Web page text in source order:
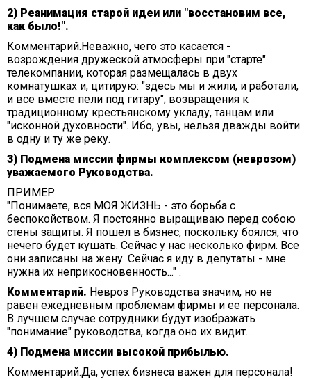
2) Реанимация старой идеи или "восстановим все,
как было!".
Комментарий.Неважно, чего это касается -
возрождения дружеской атмосферы при "старте"
телекомпании, которая размещалась в двух
комнатушках и, цитирую: "здесь мы и жили, и работали,
и все вместе пели под гитару"; возвращения к
традиционному крестьянскому укладу, танцам или
"исконной духовности". Ибо, увы, нельзя дважды войти
в одну и ту же реку.
3) Подмена миссии фирмы комплексом (неврозом)
уважаемого Руководства.
ПРИМЕР
"Понимаете, вся МОЯ ЖИЗНЬ - это борьба с
беспокойством. Я постоянно выращиваю перед собою
стены защиты. Я пошел в бизнес, поскольку боялся, что
нечего будет кушать. Сейчас у нас несколько фирм. Все
они записаны на жену. Сейчас я иду в депутаты - мне
нужна их неприкосновенность..." .
Комментарий. Невроз Руководства значим, но не
равен ежедневным проблемам фирмы и ее персонала.
В лучшем случае сотрудники будут изображать
"понимание" руководства, когда оно их видит...
4) Подмена миссии высокой прибылью.
Комментарий.Да, успех бизнеса важен для персонала!